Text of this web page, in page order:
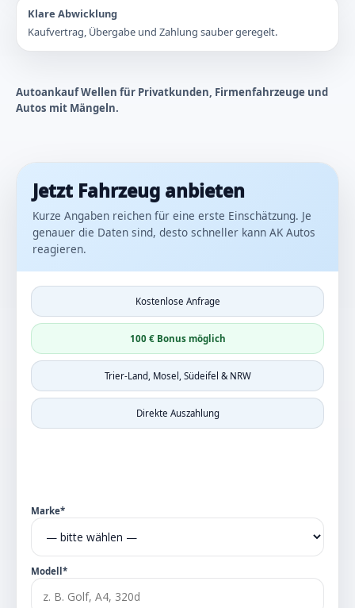
Klare Abwicklung
Kaufvertrag, Übergabe und Zahlung sauber geregelt.
Autoankauf Wellen für Privatkunden, Firmenfahrzeuge und
Autos mit Mängeln.
Jetzt Fahrzeug anbieten
Kurze Angaben reichen für eine erste Einschätzung. Je
genauer die Daten sind, desto schneller kann AK Autos
reagieren.
Kostenlose Anfrage
100 € Bonus möglich
Trier-Land, Mosel, Südeifel & NRW
Direkte Auszahlung
Marke*
Modell*